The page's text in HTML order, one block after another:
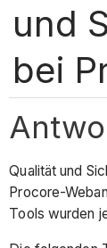
und
bei
Qualität und
Procore-
Tools wurden